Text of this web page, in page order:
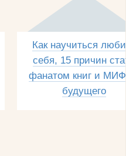
Как научиться
себя, 15 причин
фанатом книг и
будущего